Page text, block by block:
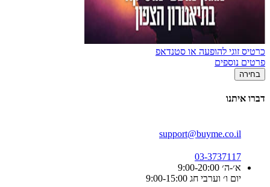
כרטיס זוגי להופעה או סטנדאפ
פרטים נוספים
בחירה
דברו איתנו
support@buyme.co.il
03-3737117
א׳-ה׳ 9:00-20:00
יום ו׳ וערבי חג 9:00-15:00